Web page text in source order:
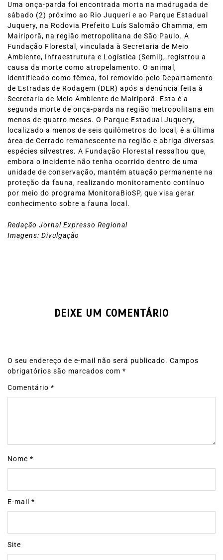
Uma onça-parda foi encontrada morta na madrugada de
sábado (2) próximo ao Rio Juqueri e ao Parque Estadual
Juquery, na Rodovia Prefeito Luís Salomão Chamma, em
Mairiporã, na região metropolitana de São Paulo. A
Fundação Florestal, vinculada à Secretaria de Meio
Ambiente, Infraestrutura e Logística (Semil), registrou a
causa da morte como atropelamento. O animal,
identificado como fêmea, foi removido pelo Departamento
de Estradas de Rodagem (DER) após a denúncia feita à
Secretaria de Meio Ambiente de Mairiporã. Esta é a
segunda morte de onça-parda na região metropolitana em
menos de quatro meses. O Parque Estadual Juquery,
localizado a menos de seis quilômetros do local, é a última
área de Cerrado remanescente na região e abriga diversas
espécies silvestres. A Fundação Florestal ressaltou que,
embora o incidente não tenha ocorrido dentro de uma
unidade de conservação, mantém atuação permanente na
proteção da fauna, realizando monitoramento contínuo
por meio do programa MonitoraBioSP, que visa gerar
conhecimento sobre a fauna local.
Redação Jornal Expresso Regional
Imagens: Divulgação
DEIXE UM COMENTÁRIO
O seu endereço de e-mail não será publicado. Campos
obrigatórios são marcados com *
Comentário *
Nome *
E-mail *
Site